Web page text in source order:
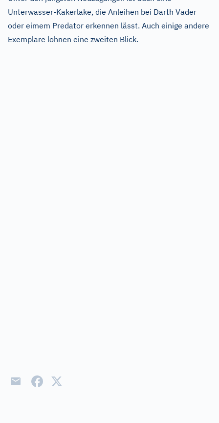
Unterwasser-Kakerlake, die Anleihen bei Darth Vader
oder eimem Predator erkennen lässt. Auch einige andere
Exemplare lohnen eine zweiten Blick.